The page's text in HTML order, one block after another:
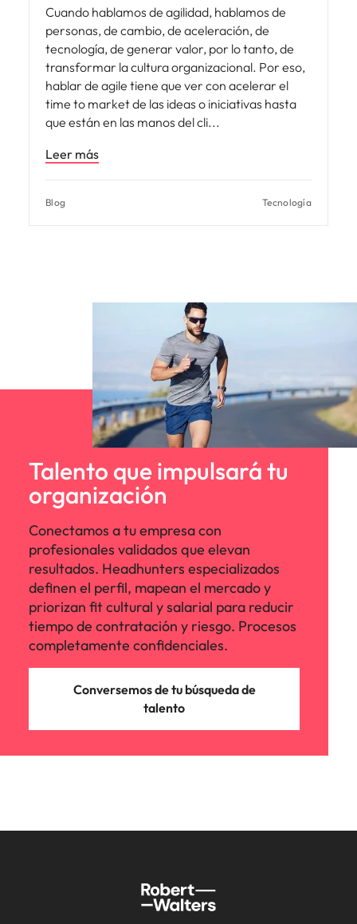
Cuando hablamos de agilidad, hablamos de
personas, de cambio, de aceleración, de
tecnología, de generar valor, por lo tanto, de
transformar la cultura organizacional. Por eso,
hablar de agile tiene que ver con acelerar el
time to market de las ideas o iniciativas hasta
que están en las manos del cli
Leer más
Blog Tecnología
Talento que impulsará tu
organización
Conectamos a tu empresa con
profesionales validados que elevan
resultados. Headhunters especializados
definen el perfil, mapean el mercado y
priorizan fit cultural y salarial para reducir
tiempo de contratación y riesgo. Procesos
completamente confidenciales.
Conversemos de tu búsqueda de
talento